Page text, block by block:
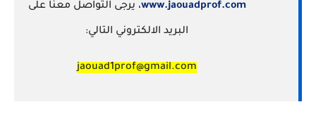
www.jaouadprof.com، يرجى التواصل معنا على
البريد الالكتروني التالي:
jaouad1prof@gmail.com